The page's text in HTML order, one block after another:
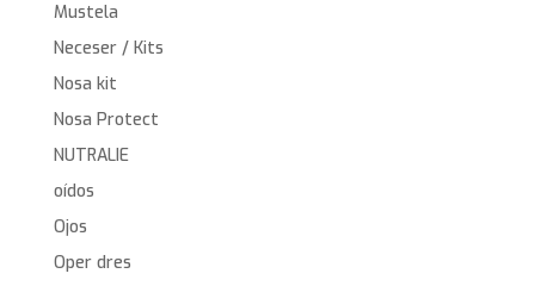
Mustela
Neceser / Kits
Nosa kit
Nosa Protect
NUTRALIE
oídos
Ojos
Oper dres